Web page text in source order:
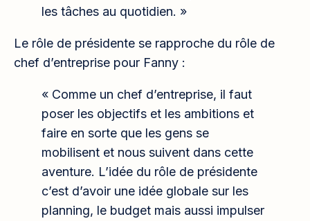
les tâches au quotidien. »
Le rôle de présidente se rapproche du rôle de
chef d’entreprise pour Fanny :
« Comme un chef d’entreprise, il faut
poser les objectifs et les ambitions et
faire en sorte que les gens se
mobilisent et nous suivent dans cette
aventure. L’idée du rôle de présidente
c’est d’avoir une idée globale sur les
planning, le budget mais aussi impulser